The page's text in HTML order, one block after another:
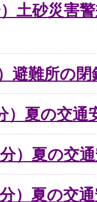
土砂災害
避難所の
）夏の交通
）夏の交
）夏の交